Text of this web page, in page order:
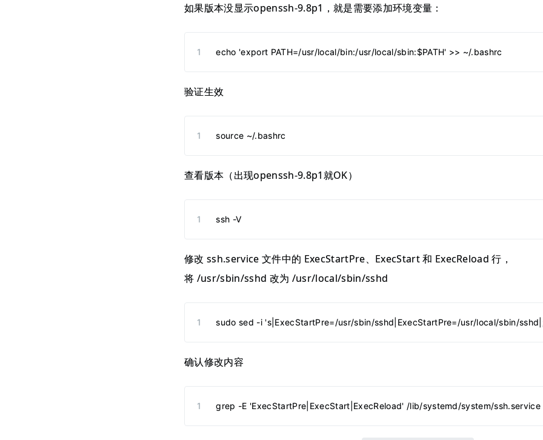
如果版本没显示openssh-9.8p1，就是需要添加环境变量：
echo 'export PATH=/usr/local/bin:/usr/local/sbin:$PATH' >> ~/.bashrc
验证生效
source ~/.bashrc
查看版本（出现openssh-9.8p1就OK）
ssh -V
修改 ssh.service 文件中的 ExecStartPre、ExecStart 和 ExecReload 行，
将 /usr/sbin/sshd 改为 /usr/local/sbin/sshd
sudo sed -i 's|ExecStartPre=/usr/sbin/sshd|ExecStartPre=/usr/local/sbin/
确认修改内容
grep -E 'ExecStartPre|ExecStart|ExecReload' /lib/systemd/system/ssh.service